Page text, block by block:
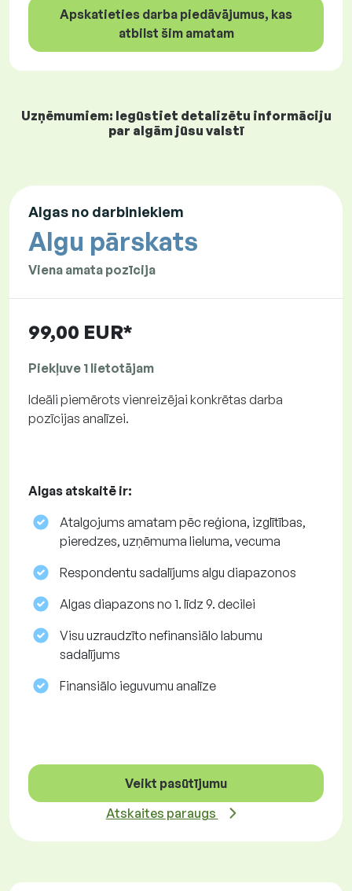
Apskatieties darba piedāvājumus, kas
atbilst šim amatam
Uzņēmumiem: Iegūstiet detalizētu informāciju
par algām jūsu valstī
Algas no darbiniekiem
Algu pārskats
Viena amata pozīcija
99,00 EUR*
Piekļuve 1 lietotājam
Ideāli piemērots vienreizējai konkrētas darba
pozīcijas analīzei.
Algas atskaitē ir:
Atalgojums amatam pēc reģiona, izglītības,
pieredzes, uzņēmuma lieluma, vecuma
Respondentu sadalījums algu diapazonos
Algas diapazons no 1. līdz 9. decilei
Visu uzraudzīto nefinansiālo labumu
sadalījums
Finansiālo ieguvumu analīze
Veikt pasūtījumu
Atskaites paraugs